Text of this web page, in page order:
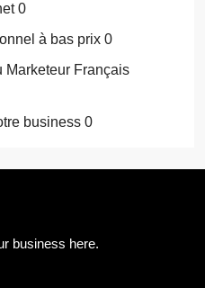
0
à bas prix 0
Marketeur Français
business 0
business here.